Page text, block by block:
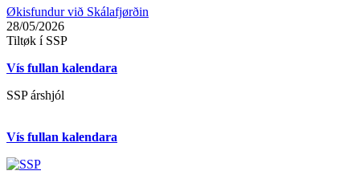
Økisfundur við Skálafjørðin
28/05/2026
Tiltøk í SSP
Vís fullan kalendara
SSP árshjól
Vís fullan kalendara